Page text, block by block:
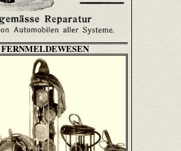
FERNMELDEWESEN